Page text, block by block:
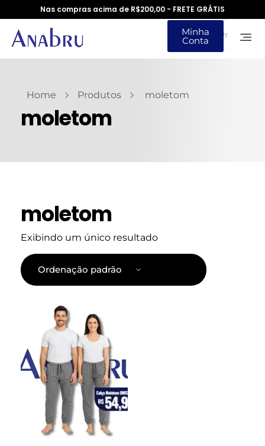
Nas compras acima de R$200,00 - FRETE GRÁTIS
Minha
Conta
Home Produtos moletom
moletom
moletom
Exibindo um único resultado